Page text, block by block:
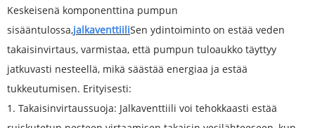
Keskeisenä komponenttina pumpun
sisääntulossa,jalkaventtiiliSen ydintoiminto on estää veden
takaisinvirtaus, varmistaa, että pumpun tuloaukko täyttyy
jatkuvasti nesteellä, mikä säästää energiaa ja estää
tukkeutumisen. Erityisesti:
1. Takaisinvirtaussuoja: Jalkaventtiili voi tehokkaasti estää